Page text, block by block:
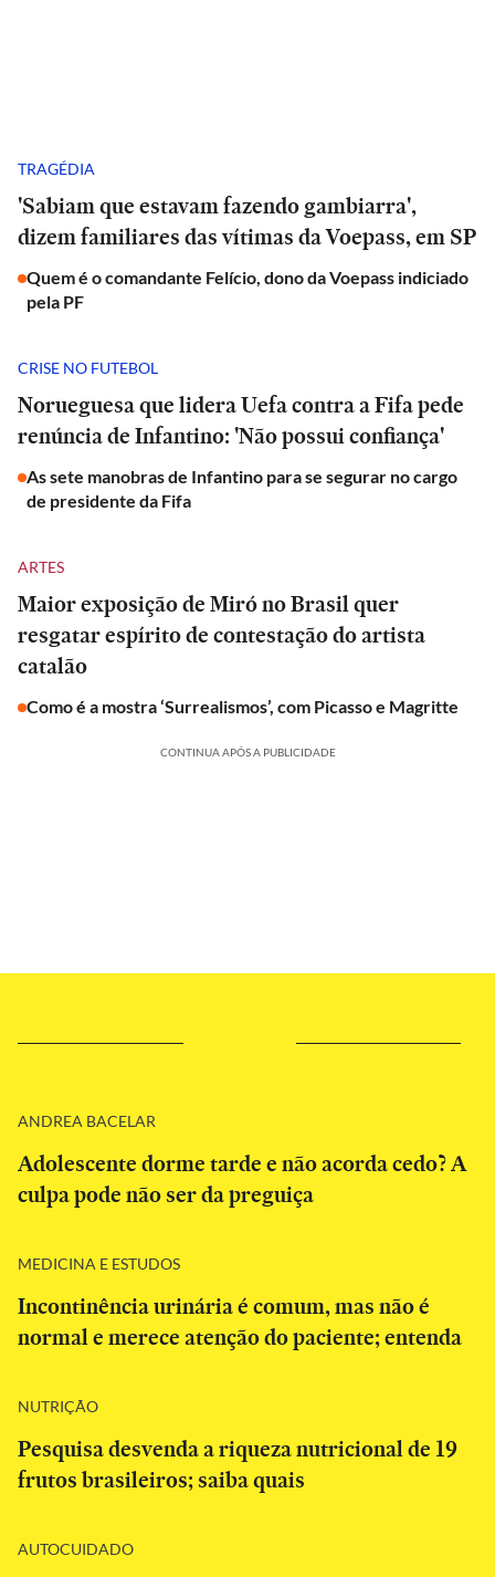
TRAGÉDIA
'Sabiam que estavam fazendo gambiarra',
dizem familiares das vítimas da Voepass, em SP
Quem é o comandante Felício, dono da Voepass indiciado
pela PF
CRISE NO FUTEBOL
Norueguesa que lidera Uefa contra a Fifa pede
renúncia de Infantino: 'Não possui confiança'
As sete manobras de Infantino para se segurar no cargo
de presidente da Fifa
ARTES
Maior exposição de Miró no Brasil quer
resgatar espírito de contestação do artista
catalão
Como é a mostra ‘Surrealismos’, com Picasso e Magritte
CONTINUA APÓS A PUBLICIDADE
ANDREA BACELAR
Adolescente dorme tarde e não acorda cedo? A
culpa pode não ser da preguiça
MEDICINA E ESTUDOS
Incontinência urinária é comum, mas não é
normal e merece atenção do paciente; entenda
NUTRIÇÃO
Pesquisa desvenda a riqueza nutricional de 19
frutos brasileiros; saiba quais
AUTOCUIDADO